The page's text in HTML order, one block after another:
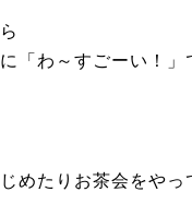
「わ～すごーい！」
めたりお茶会をやっ